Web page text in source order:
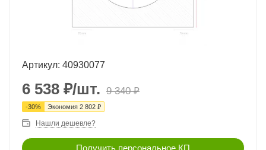
Артикул: 40930077
6 538 ₽/шт. 9 340₽
-30% Экономия 2 802 ₽
Нашли дешевле?
Получить персональное КП